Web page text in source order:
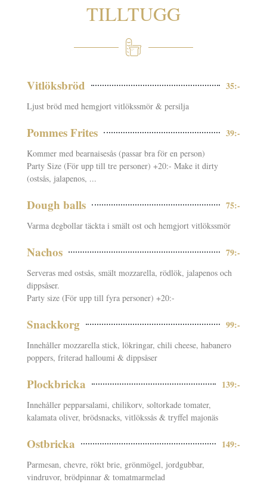
TILLTUGG
Vitlöksbröd 35:-
Ljust bröd med hemgjort vitlökssmör & persilja
Pommes Frites 39:-
Kommer med bearnaisesås (passar bra för en person)
Party Size (För upp till tre personer) +20:- Make it dirty
(ostsås, jalapenos, ...
Dough balls 75:-
Varma degbollar täckta i smält ost och hemgjort vitlökssmör
Nachos 79:-
Serveras med ostsås, smält mozzarella, rödlök, jalapenos och
dippsåser.
Party size (För upp till fyra personer) +20:-
Snackkorg 99:-
Innehåller mozzarella stick, lökringar, chili cheese, habanero
poppers, friterad halloumi & dippsåser
Plockbricka 139:-
Innehåller pepparsalami, chilikorv, soltorkade tomater,
kalamata oliver, brödsnacks, vitlökssås & tryffel majonäs
Ostbricka 149:-
Parmesan, chevre, rökt brie, grönmögel, jordgubbar,
vindruvor, brödpinnar & tomatmarmelad